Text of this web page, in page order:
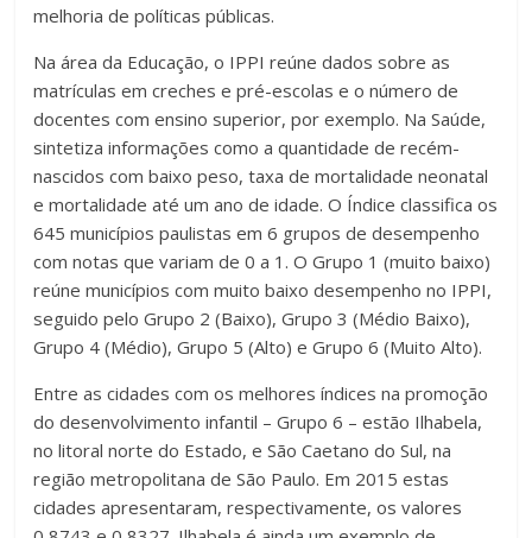
melhoria de políticas públicas.
Na área da Educação, o IPPI reúne dados sobre as
matrículas em creches e pré-escolas e o número de
docentes com ensino superior, por exemplo. Na Saúde,
sintetiza informações como a quantidade de recém-
nascidos com baixo peso, taxa de mortalidade neonatal
e mortalidade até um ano de idade. O Índice classifica os
645 municípios paulistas em 6 grupos de desempenho
com notas que variam de 0 a 1. O Grupo 1 (muito baixo)
reúne municípios com muito baixo desempenho no IPPI,
seguido pelo Grupo 2 (Baixo), Grupo 3 (Médio Baixo),
Grupo 4 (Médio), Grupo 5 (Alto) e Grupo 6 (Muito Alto).
Entre as cidades com os melhores índices na promoção
do desenvolvimento infantil – Grupo 6 – estão Ilhabela,
no litoral norte do Estado, e São Caetano do Sul, na
região metropolitana de São Paulo. Em 2015 estas
cidades apresentaram, respectivamente, os valores